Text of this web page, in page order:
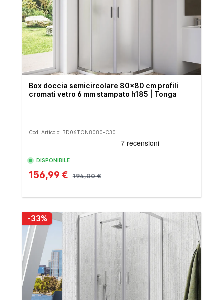
Box doccia semicircolare 80x80 cm profili
cromati vetro 6 mm stampato h185 | Tonga
Cod. Articolo: BD06TON8080-C30
DISPONIBILE
156,99 € 194,00 €
-33%